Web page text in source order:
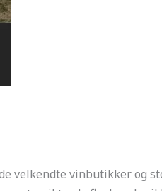
velkendte vinbutikker og